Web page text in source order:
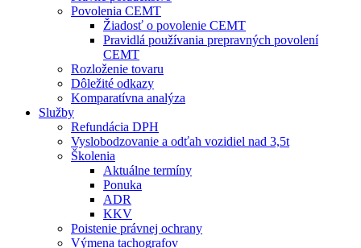
Povolenia CEMT
Žiadosť o povolenie CEMT
Pravidlá používania prepravných povolení
CEMT
Rozloženie tovaru
Dôležité odkazy
Komparatívna analýza
Služby
Refundácia DPH
Vyslobodzovanie a odťah vozidiel nad 3,5t
Školenia
Aktuálne termíny
Ponuka
ADR
KKV
Poistenie právnej ochrany
Výmena tachografov